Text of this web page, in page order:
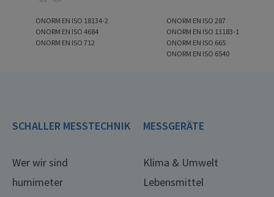
ONORM EN ISO 18134-2
ONORM EN ISO 4684
ONORM EN ISO 712
ONORM EN ISO 287
ONORM EN ISO 13183-1
ONORM EN ISO 665
ONORM EN ISO 6540
SCHALLER MESSTECHNIK
Wer wir sind
humimeter
MESSGERÄTE
Klima & Umwelt
Lebensmittel